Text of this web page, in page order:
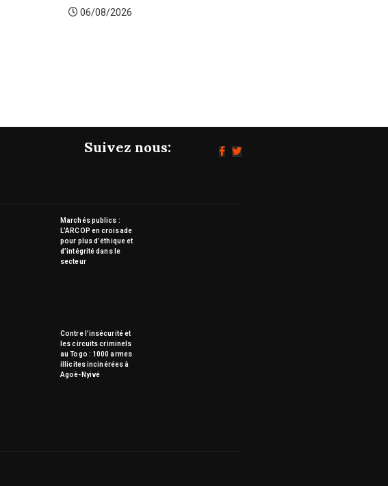
06/08/2026
Suivez nous:
Marchés publics :
L’ARCOP en croisade
pour plus d’éthique et
d’intégrité dans le
secteur
Contre l’insécurité et
les circuits criminels
au Togo : 1000 armes
illicites incinérées à
Agoè-Nyivé